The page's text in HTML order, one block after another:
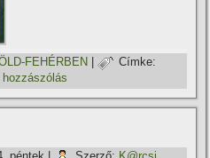
FEHÉRBEN |
Címke:
hozzászólás